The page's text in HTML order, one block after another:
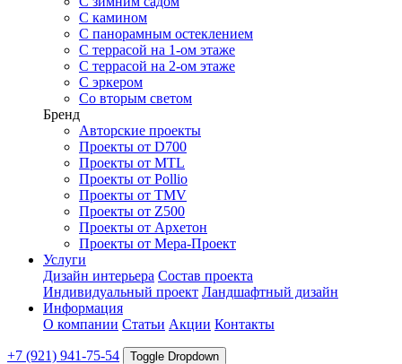
С камином
С панорамным остеклением
С террасой на 1-ом этаже
С террасой на 2-ом этаже
С эркером
Со вторым светом
Бренд
Авторские проекты
Проекты от D700
Проекты от MTL
Проекты от Pollio
Проекты от TMV
Проекты от Z500
Проекты от Архетон
Проекты от Мера-Проект
Услуги
Дизайн интерьера Состав проекта
Индивидуальный проект Ландшафтный дизайн
Информация
О компании Статьи Акции Контакты
+7 (921) 941-75-54 Toggle Dropdown